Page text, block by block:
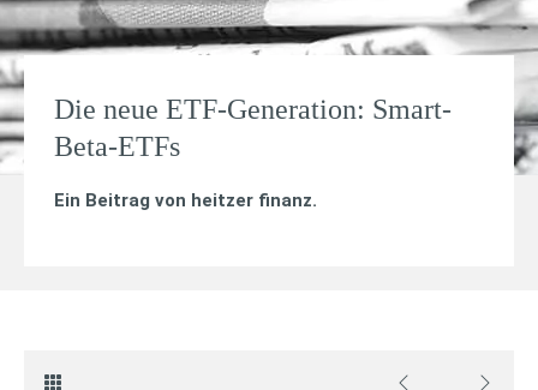
Die neue ETF-Generation: Smart-
Beta-ETFs
Ein Beitrag von heitzer finanz.